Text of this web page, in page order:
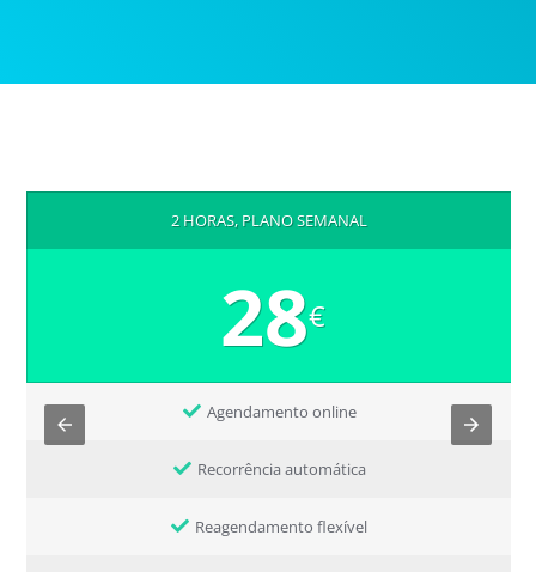
2 HORAS, PLANO SEMANAL
28€
Agendamento online
Recorrência automática
Reagendamento flexível